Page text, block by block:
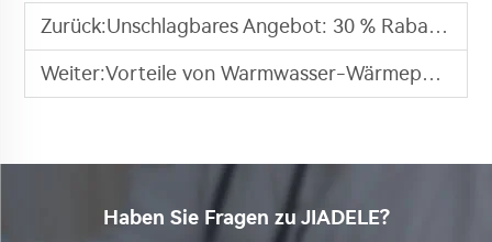
Zurück:Unschlagbares Angebot: 30 % Rabatt auf Luftquellen-Schwimmbad-Wärmepumpen-Wassererhitzer!
Weiter:Vorteile von Warmwasser-Wärmepumpen Alles-in-Einem
Haben Sie Fragen zu JIADELE?